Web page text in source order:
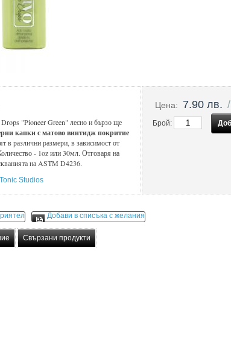
"Pioneer Green" лесно и бързо ще
капки с матово винтидж покритие
в различни размери, в зависимост от
- 1oz или 30мл. Отговаря на
на ASTM D4236.
Tonic Studios
Цена: 7.90 лв. /
Брой:
Добави в списъка с желания
Свързани продукти